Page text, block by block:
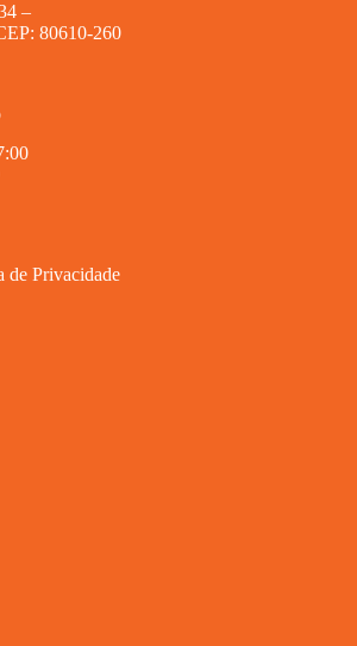
–
80610-260
de Privacidade